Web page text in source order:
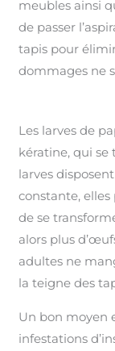
meubles ainsi
de passer
tapis pour
dommages ne
Les larves de
kératine, qui se
larves
constante, elles
de se
alors plus
adultes ne
la teigne des
Un bon moyen
infestations